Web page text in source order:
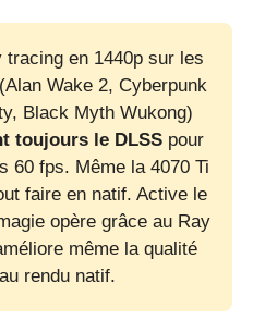
tracing en 1440p sur les
Wake 2, Cyberpunk
Black Myth Wukong)
toujours le DLSS pour
60 fps. Même la 4070 Ti
faire en natif. Active le
opère grâce au Ray
même la qualité
rendu natif.